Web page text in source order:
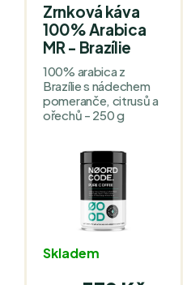
Zrnková káva
100% Arabica
MR - Brazílie
100% arabica z
Brazílie s nádechem
pomeranče, citrusů a
ořechů - 250 g
Skladem